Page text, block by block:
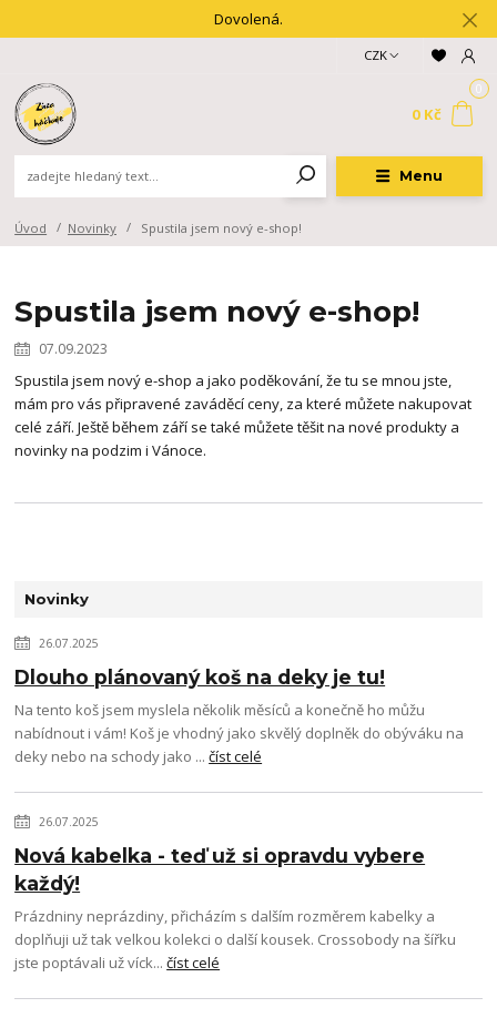
Dovolená.
Menu
CZK
0 Kč
Úvod Novinky Spustila jsem nový e-shop!
Novinky
26.07.2025
Dlouho plánovaný koš na deky je tu!
Na tento koš jsem myslela několik měsíců a konečně ho můžu
nabídnout i vám! Koš je vhodný jako skvělý doplněk do obýváku na
deky nebo na schody jako ...číst celé
26.07.2025
Nová kabelka - teď už si opravdu vybere
každý!
Prázdniny neprázdiny, přicházím s dalším rozměrem kabelky a
doplňuji už tak velkou kolekci o další kousek. Crossobody na šířku
jste poptávali už víck...číst celé
Spustila jsem nový e-shop!
07.09.2023
Spustila jsem nový e-shop a jako poděkování, že tu se mnou jste,
mám pro vás připravené zaváděcí ceny, za které můžete nakupovat
celé září. Ještě během září se také můžete těšit na nové produkty a
novinky na podzim i Vánoce.